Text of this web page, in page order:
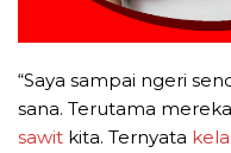
“Saya sampai ngeri
sana. Terutama
sawit kita. Ternyata